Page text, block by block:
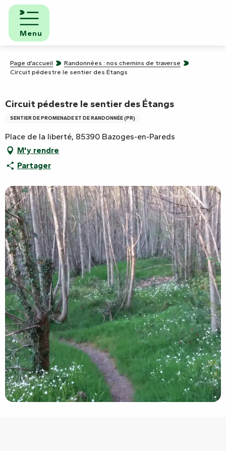
Aller
contenu
principal
Menu
Page d’accueil
Randonnées : nos chemins de traverse
Circuit pédestre le sentier des Étangs
Circuit pédestre le sentier des Étangs
SENTIER DE PROMENADE ET DE RANDONNÉE (PR)
Place de la liberté, 85390 Bazoges-en-Pareds
M'y rendre
Partager